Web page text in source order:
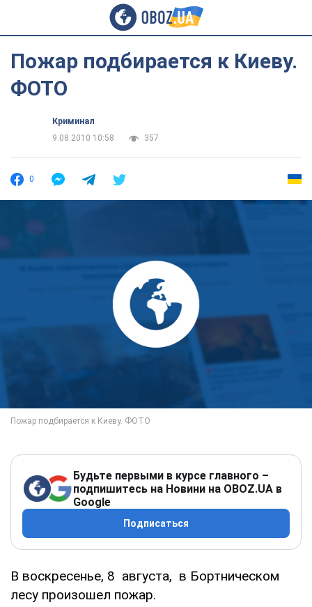
Пожар подбирается к Киеву.
ФОТО
Криминал
9.08.2010 10:58
357
0
Будьте первыми в курсе главного –
подпишитесь на Новини на OBOZ.UA в
Google
Подписаться
В воскресенье, 8 августа, в Бортническом
лесу произошел пожар.